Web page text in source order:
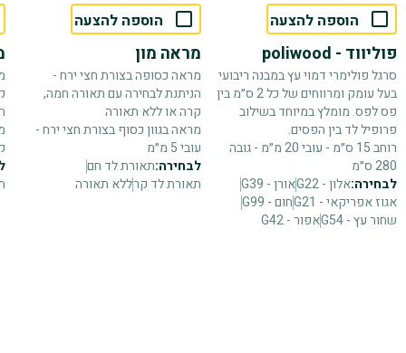
הוספה להצעה
מראה מון
מראה כסופה בצורת חצי ירח -
הניתנת לבחירה עם תאורה חמה,
קרה או ללא תאורה
מראה בגוון כסוף בצורת חצי ירח -
עובי 5 מ״מ
לבחירה:תאורת לד חם
תאורת לד קרללא תאורה
הוספה להצעה
פוליווד - poliwood
סרגל פולימרי דמוי עץ במבנה ריבועי
בעל עומק ומרווחים של כל 2 ס״מ בין
פס לפס. מומלץ במיוחד בשילוב
פרופיל לד בין הפסים.
רוחב 15 ס״מ - עובי 20 מ״מ - גובה
280 ס״מ
לבחירה:אלון - G22
אורן - G39
אגוז אפריקאי - G21
חום - G99
שחור עץ - G54
אפור - G42